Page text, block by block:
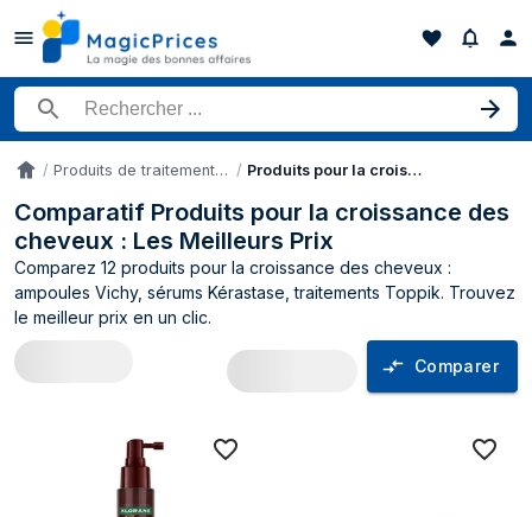
Rechercher un produit
Accueil Produits de traitement des cheveux Produits pour la croissance des cheveux
Comparatif Produits pour la croissance des
cheveux : Les Meilleurs Prix
Comparez 12 produits pour la croissance des cheveux :
ampoules Vichy, sérums Kérastase, traitements Toppik. Trouvez
le meilleur prix en un clic.
Comparer
Comparateur de prix Produits pour la